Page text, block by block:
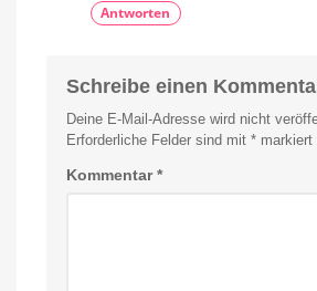
Antworten
Schreibe einen
Deine E-Mail-Adresse wird nicht
Erforderliche Felder sind mit * markiert
Kommentar*